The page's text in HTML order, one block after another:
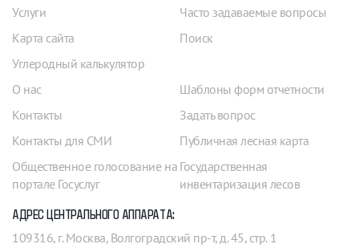
Услуги
Карта сайта
Углеродный калькулятор
Часто задаваемые вопросы
Поиск
О нас
Контакты
Контакты для СМИ
Общественное голосование на
портале Госуслуг
Шаблоны форм отчетности
Задать вопрос
Публичная лесная карта
Государственная
инвентаризация лесов
АДРЕС ЦЕНТРАЛЬНОГО АППАРАТА:
109316, г. Москва, Волгоградский пр-т, д. 45, стр. 1